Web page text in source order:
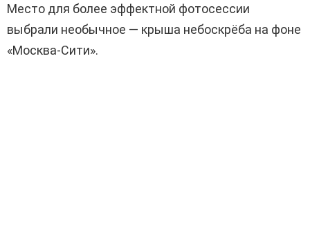
Место для более эффектной фотосессии
выбрали необычное — крыша небоскрёба на фоне
«Москва-Сити».